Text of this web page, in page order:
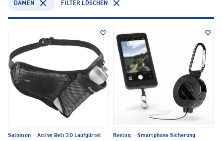
DAMEN FILTER LÖSCHEN
Salomon · Active Belt 3D Laufgürtel Reeloq · Smartphone Sicherung